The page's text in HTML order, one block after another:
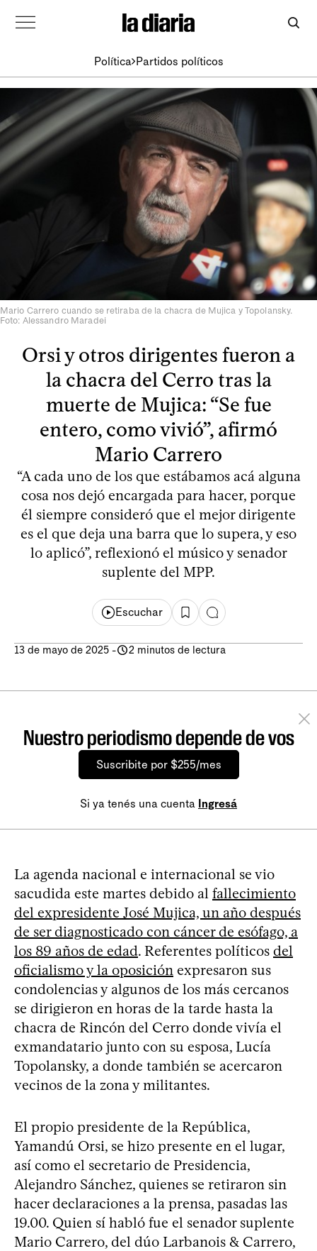
Política Partidos políticos
Mario Carrero cuando se retiraba de la chacra de Mujica y Topolansky.
Foto: Alessandro Maradei
Orsi y otros dirigentes fueron a
la chacra del Cerro tras la
muerte de Mujica: “Se fue
entero, como vivió”, afirmó
Mario Carrero
“A cada uno de los que estábamos acá alguna
cosa nos dejó encargada para hacer, porque
él siempre consideró que el mejor dirigente
es el que deja una barra que lo supera, y eso
lo aplicó”, reflexionó el músico y senador
suplente del MPP.
Escuchar
13 de mayo de 2025 - 2 minutos de lectura
Nuestro periodismo depende de vos
Suscribite por $255/mes
Si ya tenés una cuenta Ingresá
La agenda nacional e internacional se vio
sacudida este martes debido al fallecimiento
del expresidente José Mujica, un año después
de ser diagnosticado con cáncer de esófago, a
los 89 años de edad. Referentes políticos del
oficialismo y la oposición expresaron sus
condolencias y algunos de los más cercanos
se dirigieron en horas de la tarde hasta la
chacra de Rincón del Cerro donde vivía el
exmandatario junto con su esposa, Lucía
Topolansky, a donde también se acercaron
vecinos de la zona y militantes.
El propio presidente de la República,
Yamandú Orsi, se hizo presente en el lugar,
así como el secretario de Presidencia,
Alejandro Sánchez, quienes se retiraron sin
hacer declaraciones a la prensa, pasadas las
19.00. Quien sí habló fue el senador suplente
Mario Carrero, del dúo Larbanois & Carrero,